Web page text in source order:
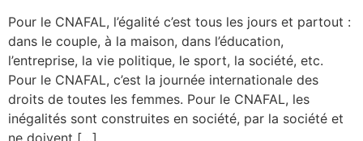
Pour le CNAFAL, l’égalité c’est tous les jours et partout :
dans le couple, à la maison, dans l’éducation,
l’entreprise, la vie politique, le sport, la société, etc.
Pour le CNAFAL, c’est la journée internationale des
droits de toutes les femmes. Pour le CNAFAL, les
inégalités sont construites en société, par la société et
ne doivent […]